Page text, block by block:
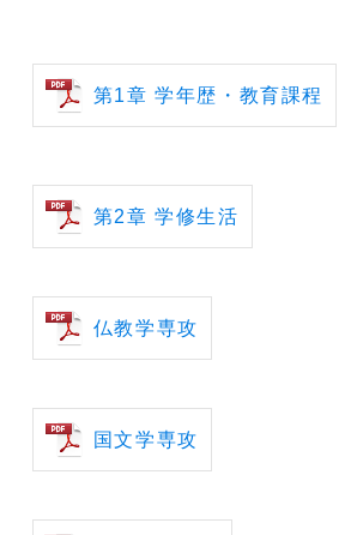
第1章 学年歴・教育課程
第2章 学修生活
仏教学専攻
国文学専攻